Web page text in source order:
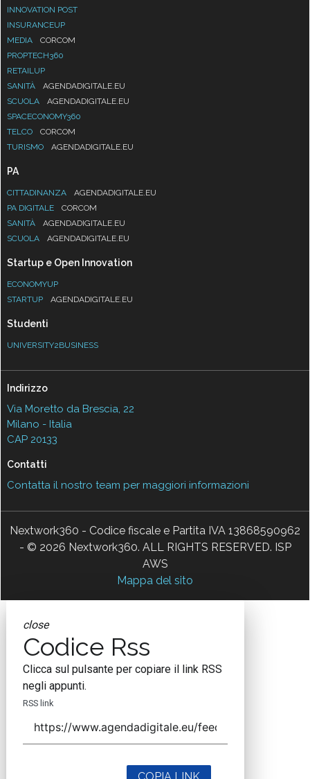
INNOVATION POST
INSURANCEUP
MEDIA
CORCOM
PROPTECH360
RETAILUP
SANITÀ
AGENDADIGITALE.EU
SCUOLA
AGENDADIGITALE.EU
SPACECONOMY360
TELCO
CORCOM
TURISMO
AGENDADIGITALE.EU
PA
CITTADINANZA
AGENDADIGITALE.EU
PA DIGITALE
CORCOM
SANITÀ
AGENDADIGITALE.EU
SCUOLA
AGENDADIGITALE.EU
Startup e Open Innovation
ECONOMYUP
STARTUP
AGENDADIGITALE.EU
Studenti
UNIVERSITY2BUSINESS
Indirizzo
Via Moretto da Brescia, 22
Milano - Italia
CAP 20133
Contatti
Contatta il nostro team per maggiori informazioni
Nextwork360 - Codice fiscale e Partita IVA 13868590962
- © 2026 Nextwork360. ALL RIGHTS RESERVED. ISP
AWS
Mappa del sito
close
Codice Rss
Clicca sul pulsante per copiare il link RSS
negli appunti.
RSS link
COPIA LINK